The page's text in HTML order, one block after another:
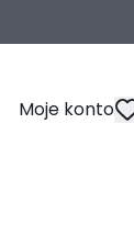
Moje konto